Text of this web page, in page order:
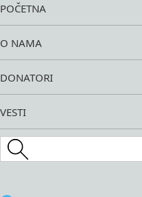
POČETNA
O NAMA
DONATORI
VESTI
Search this site